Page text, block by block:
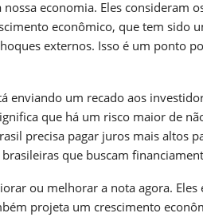
economia. Eles consideram
econômico, que tem sido
externos. Isso é um ponto
um recado aos
que há um risco maior de
precisa pagar juros mais altos
que buscam
ou melhorar a nota agora. Eles
projeta um crescimento